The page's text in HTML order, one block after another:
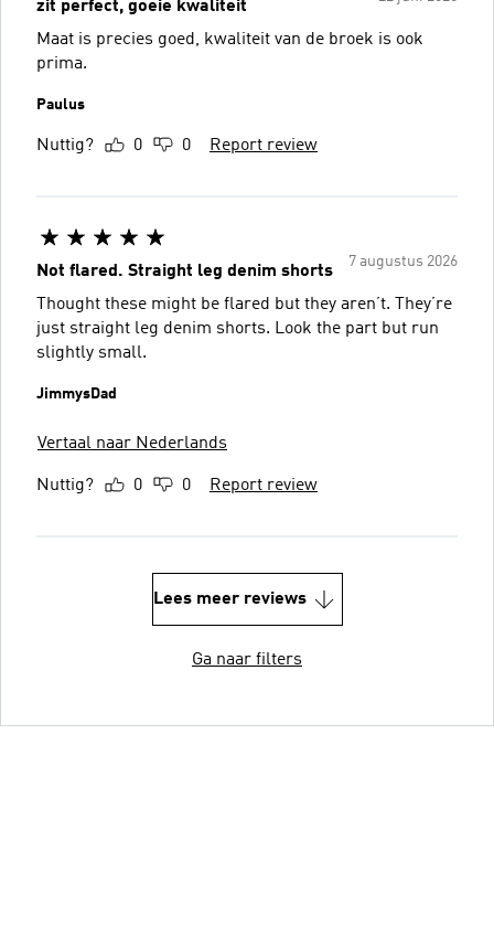
zit perfect, goeie kwaliteit
Maat is precies goed, kwaliteit van de broek is ook
prima.
Paulus
Nuttig? 0 0 Report review
7 augustus 2026
Not flared. Straight leg denim shorts
Thought these might be flared but they aren’t. They’re
just straight leg denim shorts. Look the part but run
slightly small.
JimmysDad
Vertaal naar Nederlands
Nuttig? 0 0 Report review
Lees meer reviews
Ga naar filters